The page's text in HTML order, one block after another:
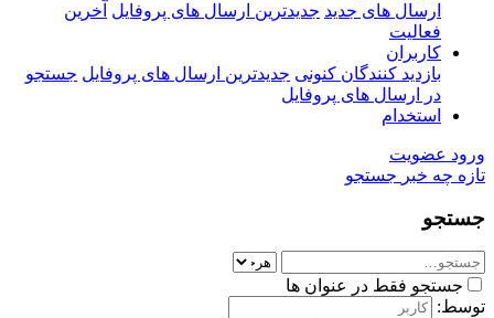
ارسال های جدید جدیدترین ارسال های پروفایل آخرین
فعالیت
کاربران
بازدید کنندگان کنونی جدیدترین ارسال های پروفایل جستجو
در ارسال های پروفایل
استخدام
ورود عضویت
تازه چه خبر جستجو
جستجو
جستجو فقط در عنوان ها
توسط: